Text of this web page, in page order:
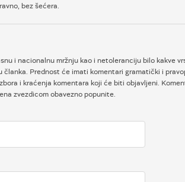
bez šećera.
i nacionalnu mržnju kao i netoleranciju bilo kakve
Prednost će imati komentari gramatički i
i kraćenja komentara koji će biti objavljeni.
zvezdicom obavezno popunite.